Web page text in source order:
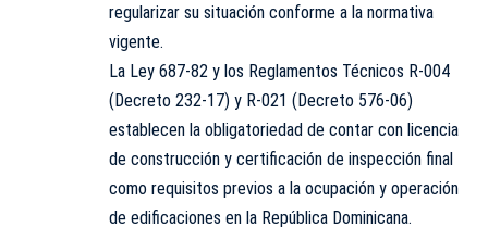
regularizar su situación conforme a la normativa
vigente.
La Ley 687-82 y los Reglamentos Técnicos R-004
(Decreto 232-17) y R-021 (Decreto 576-06)
establecen la obligatoriedad de contar con licencia
de construcción y certificación de inspección final
como requisitos previos a la ocupación y operación
de edificaciones en la República Dominicana.